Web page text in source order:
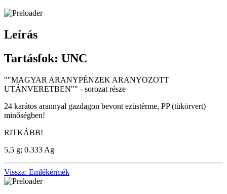
Leírás
Tartásfok: UNC
""MAGYAR ARANYPÉNZEK ARANYOZOTT
UTÁNVERETBEN"" - sorozat része
24 karátos arannyal gazdagon bevont ezüstérme, PP (tükörvert)
minőségben!
RITKÁBB!
5,5 g; 0.333 Ag
Vissza: Emlékérmék